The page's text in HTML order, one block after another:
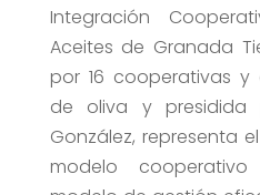
Integración
Aceites de Granada
por 16 cooperativas
de oliva y presidida
González, representa
modelo